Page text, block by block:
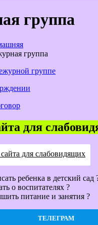
группа
группа
группе
для
для слабовидящих
ребенка в детский сад
о воспитателях ?
питание и занятия ?
ТЕЛЕГРАМ